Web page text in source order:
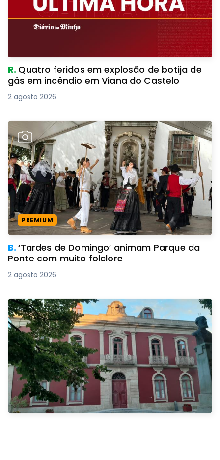
R. Quatro feridos em explosão de botija de
gás em incêndio em Viana do Castelo
2 agosto 2026
PREMIUM
B.‘Tardes de Domingo’ animam Parque da
Ponte com muito folclore
2 agosto 2026